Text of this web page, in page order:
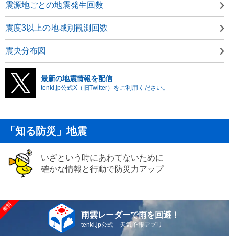
震源地ごとの地震発生回数
震度3以上の地域別観測回数
震央分布図
最新の地震情報を配信
tenki.jp公式X（旧Twitter）をご利用ください。
「知る防災」地震
いざという時にあわてないために
確かな情報と行動で防災力アップ
雨雲レーダーで雨を回避！
tenki.jp公式 天気予報アプリ